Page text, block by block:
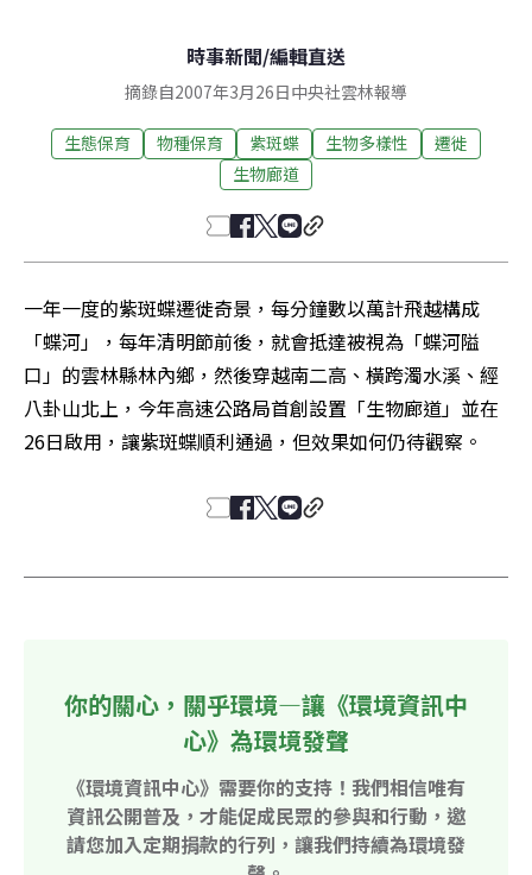
時事新聞/編輯直送
摘錄自2007年3月26日中央社雲林報導
生態保育 物種保育 紫斑蝶 生物多樣性
遷徙
生物廊道
一年一度的紫斑蝶遷徙奇景，每分鐘數以萬計飛越構成
「蝶河」，每年清明節前後，就會抵達被視為「蝶河隘
口」的雲林縣林內鄉，然後穿越南二高、橫跨濁水溪、經
八卦山北上，今年高速公路局首創設置「生物廊道」並在
26日啟用，讓紫斑蝶順利通過，但效果如何仍待觀察。
你的關心，關乎環境—讓《環境資訊中
心》為環境發聲
《環境資訊中心》需要你的支持！我們相信唯有
資訊公開普及，才能促成民眾的參與和行動，邀
請您加入定期捐款的行列，讓我們持續為環境發